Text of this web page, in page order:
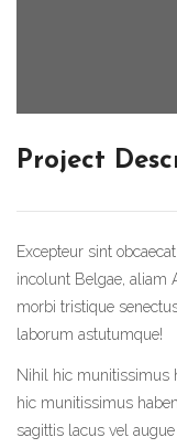
Project
Excepteur sint
incolunt Belgae, aliam
morbi tristique
laborum astutumque!
Nihil hic munitissimus
hic munitissimus
sagittis lacus vel